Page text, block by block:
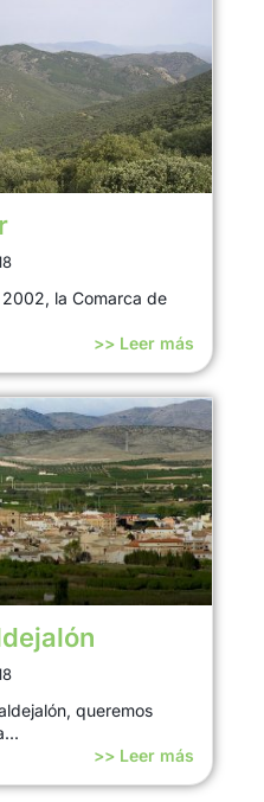
la Comarca de
>> Leer más
queremos
>> Leer más